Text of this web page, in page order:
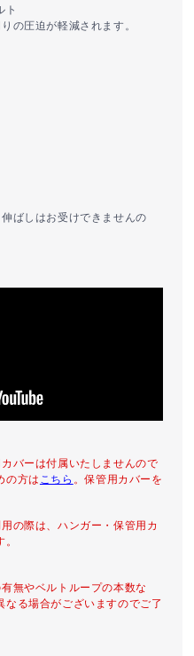
ト
の圧迫が軽減されます。
ばしはお受けできませんの
バーは付属いたしませんので
の方は こちら 。保管用カバーを
の際は、ハンガー・保管用カ
無やベルトループの本数な
なる場合がございますのでご了